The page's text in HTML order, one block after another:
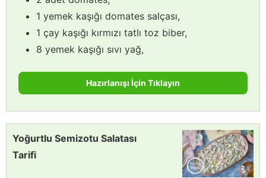
1 yemek kaşığı domates salçası,
1 çay kaşığı kırmızı tatlı toz biber,
8 yemek kaşığı sıvı yağ,
Hazırlanışı İçin Tıklayın
Yoğurtlu Semizotu Salatası
Tarifi